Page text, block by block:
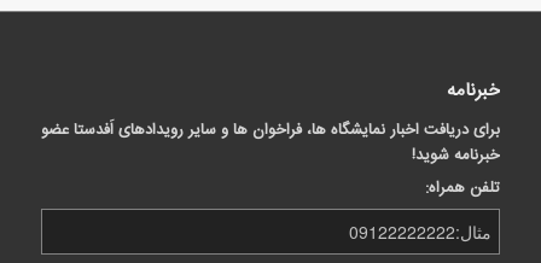
خبرنامه
برای دریافت اخبار نمایشگاه ها، فراخوان ها و سایر رویدادهای اَفدستا عضو
خبرنامه شوید!
تلفن همراه: